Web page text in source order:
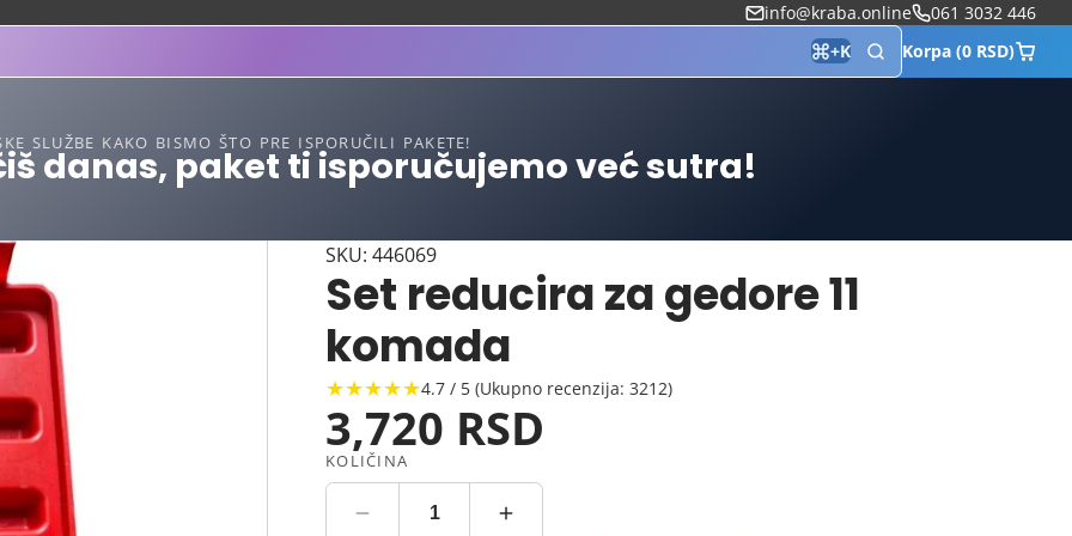
info@kraba.online
061 3032 446
+K Korpa (0 RSD)
SLUŽBE KAKO BISMO ŠTO PRE ISPORUČILI PAKETE!
danas, paket ti isporučujemo već sutra!
SKU: 446069
Set reducira za gedore 11
komada
★★★★★4.7 / 5 (Ukupno recenzija: 3212)
3,720 RSD
KOLIČINA